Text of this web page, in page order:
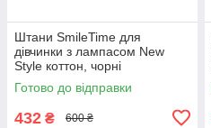
Штани SmileTime для
дівчинки з лампасом New
Style коттон, чорні
Готово до відправки
432 ₴ 600 ₴